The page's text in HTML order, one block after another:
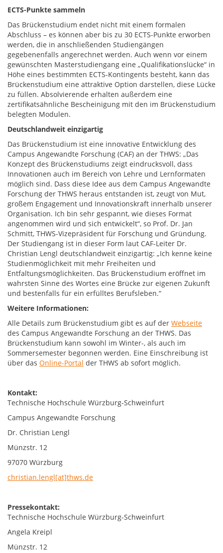
ECTS-Punkte sammeln
Das Brückenstudium endet nicht mit einem formalen
Abschluss – es können aber bis zu 30 ECTS-Punkte erworben
werden, die in anschließenden Studiengängen
gegebenenfalls angerechnet werden. Auch wenn vor einem
gewünschten Masterstudiengang eine „Qualifikationslücke“ in
Höhe eines bestimmten ECTS-Kontingents besteht, kann das
Brückenstudium eine attraktive Option darstellen, diese Lücke
zu füllen. Absolvierende erhalten außerdem eine
zertifikatsähnliche Bescheinigung mit den im Brückenstudium
belegten Modulen.
Deutschlandweit einzigartig
Das Brückenstudium ist eine innovative Entwicklung des
Campus Angewandte Forschung (CAF) an der THWS: „Das
Konzept des Brückenstudiums zeigt eindrucksvoll, dass
Innovationen auch im Bereich von Lehre und Lernformaten
möglich sind. Dass diese Idee aus dem Campus Angewandte
Forschung der THWS heraus entstanden ist, zeugt von Mut,
großem Engagement und Innovationskraft innerhalb unserer
Organisation. Ich bin sehr gespannt, wie dieses Format
angenommen wird und sich entwickelt“, so Prof. Dr. Jan
Schmitt, THWS-Vizepräsident für Forschung und Gründung.
Der Studiengang ist in dieser Form laut CAF-Leiter Dr.
Christian Lengl deutschlandweit einzigartig: „Ich kenne keine
Studienmöglichkeit mit mehr Freiheiten und
Entfaltungsmöglichkeiten. Das Brückenstudium eröffnet im
wahrsten Sinne des Wortes eine Brücke zur eigenen Zukunft
und bestenfalls für ein erfülltes Berufsleben.“
Weitere Informationen:
Alle Details zum Brückenstudium gibt es auf der Webseite
des Campus Angewandte Forschung an der THWS. Das
Brückenstudium kann sowohl im Winter-, als auch im
Sommersemester begonnen werden. Eine Einschreibung ist
über das Online-Portal der THWS ab sofort möglich.
Kontakt:
Technische Hochschule Würzburg-Schweinfurt
Campus Angewandte Forschung
Dr. Christian Lengl
Münzstr. 12
97070 Würzburg
christian.lengl[at]thws.de
Pressekontakt:
Technische Hochschule Würzburg-Schweinfurt
Angela Kreipl
Münzstr. 12